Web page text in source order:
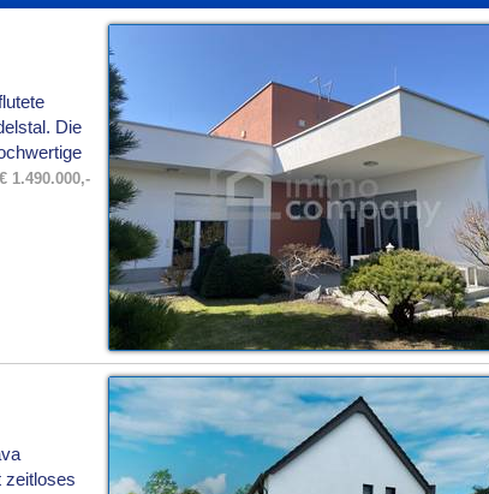
Die
€ 1.490.000,-
zeitloses